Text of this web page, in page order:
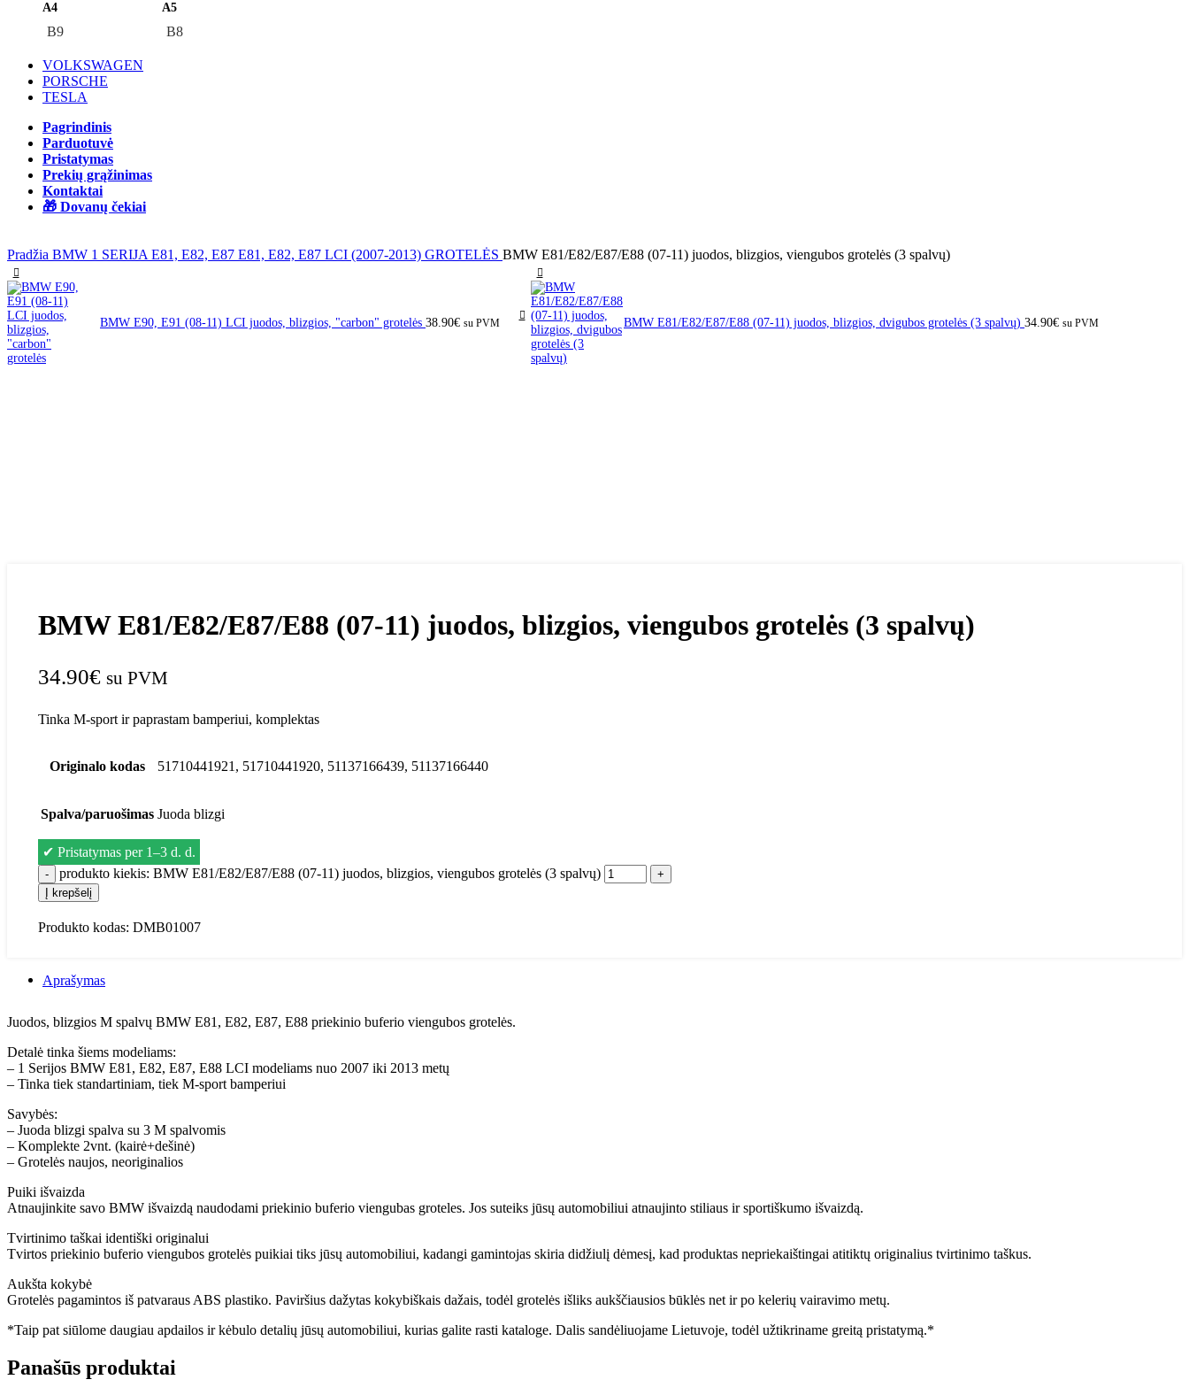
A4
B9
A5
B8
VOLKSWAGEN
PORSCHE
TESLA
Pagrindinis
Parduotuvė
Pristatymas
Prekių grąžinimas
Kontaktai
🎁 Dovanų čekiai
Pradžia BMW 1 SERIJA E81, E82, E87 E81, E82, E87 LCI (2007-2013) GROTELĖS BMW E81/E82/E87/E88 (07-11) juodos, blizgios, viengubos grotelės (3 spalvų)
BMW E90, E91 (08-11) LCI juodos, blizgios, "carbon" grotelės 38.90€ su PVM BMW E81/E82/E87/E88 (07-11) juodos, blizgios, dvigubos grotelės (3 spalvų) 34.90€ su PVM
BMW E81/E82/E87/E88 (07-11) juodos, blizgios, viengubos grotelės (3 spalvų)
34.90€ su PVM
Tinka M-sport ir paprastam bamperiui, komplektas
Originalo kodas 51710441921, 51710441920, 51137166439, 51137166440
Spalva/paruošimas Juoda blizgi
✔ Pristatymas per 1–3 d. d.
produkto kiekis: BMW E81/E82/E87/E88 (07-11) juodos, blizgios, viengubos grotelės (3 spalvų)
Į krepšelį
Produkto kodas: DMB01007
Aprašymas
Juodos, blizgios M spalvų BMW E81, E82, E87, E88 priekinio buferio viengubos grotelės.
Detalė tinka šiems modeliams:
– 1 Serijos BMW E81, E82, E87, E88 LCI modeliams nuo 2007 iki 2013 metų
– Tinka tiek standartiniam, tiek M-sport bamperiui
Savybės:
– Juoda blizgi spalva su 3 M spalvomis
– Komplekte 2vnt. (kairė+dešinė)
– Grotelės naujos, neoriginalios
Puiki išvaizda
Atnaujinkite savo BMW išvaizdą naudodami priekinio buferio viengubas groteles. Jos suteiks jūsų automobiliui atnaujinto stiliaus ir sportiškumo išvaizdą.
Tvirtinimo taškai identiški originalui
Tvirtos priekinio buferio viengubos grotelės puikiai tiks jūsų automobiliui, kadangi gamintojas skiria didžiulį dėmesį, kad produktas nepriekaištingai atitiktų originalius tvirtinimo taškus.
Aukšta kokybė
Grotelės pagamintos iš patvaraus ABS plastiko. Paviršius dažytas kokybiškais dažais, todėl grotelės išliks aukščiausios būklės net ir po kelerių vairavimo metų.
*Taip pat siūlome daugiau apdailos ir kėbulo detalių jūsų automobiliui, kurias galite rasti kataloge. Dalis sandėliuojame Lietuvoje, todėl užtikriname greitą pristatymą.*
Panašūs produktai